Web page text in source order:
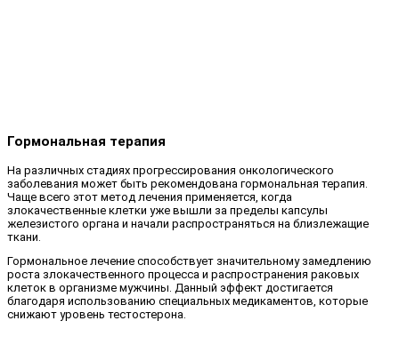
Гормональная терапия
На различных стадиях прогрессирования онкологического
заболевания может быть рекомендована гормональная терапия.
Чаще всего этот метод лечения применяется, когда
злокачественные клетки уже вышли за пределы капсулы
железистого органа и начали распространяться на близлежащие
ткани.
Гормональное лечение способствует значительному замедлению
роста злокачественного процесса и распространения раковых
клеток в организме мужчины. Данный эффект достигается
благодаря использованию специальных медикаментов, которые
снижают уровень тестостерона.